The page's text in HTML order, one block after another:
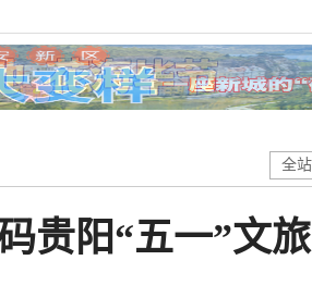
全站
贵阳“五一”文